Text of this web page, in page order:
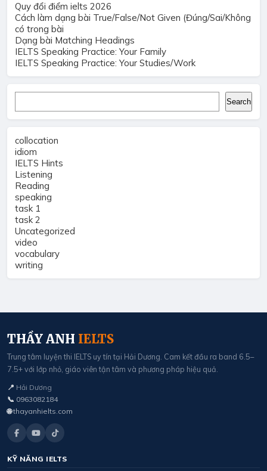
Quy đổi điểm ielts 2026
Cách làm dạng bài True/False/Not Given (Đúng/Sai/Không
có trong bài
Dạng bài Matching Headings
IELTS Speaking Practice: Your Family
IELTS Speaking Practice: Your Studies/Work
Search
collocation
idiom
IELTS Hints
Listening
Reading
speaking
task 1
task 2
Uncategorized
video
vocabulary
writing
THẦY ANH IELTS
Trung tâm luyện thi IELTS uy tín tại Hải Dương. Cam kết đầu ra band 6.5–
7.5+ với lớp nhỏ, giáo viên tận tâm và phương pháp hiệu quả.
📍 Hải Dương
📞 0963082184
🌐 thayanhielts.com
KỸ NĂNG IELTS